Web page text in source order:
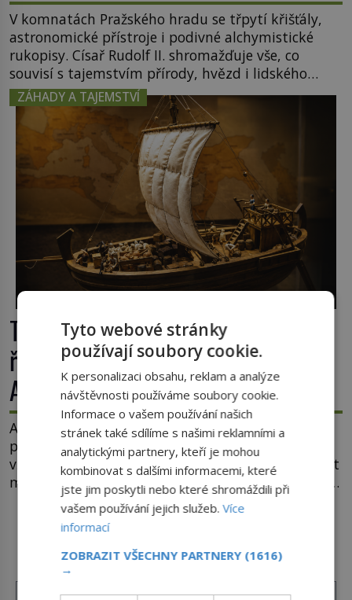
V komnatách Pražského hradu se třpytí křišťály,
astronomické přístroje i podivné alchymistické
rukopisy. Císař Rudolf II. shromažďuje vše, co
souvisí s tajemstvím přírody, hvězd i lidského
poznání. Jenže po jeho smrti se jeho slavné sbírky
začínají rozpadat a část z nich mizí navždy. Kdo
odnesl nejvzácnější knihy? A existují ještě někde
zapomenuté rukopisy, které nikdo […]
ZÁHADY A TAJEMSTVÍ
Tajemná Terra Australis: Dopluly
římské obchodní lodě až do
Austrálie?
Australský kontinent začali Evropané objevovat a
prozkoumávat až v polovině 17. století. Existuje
však možnost, že by se o tento vzdálený kontinent
mohly zajímat již evropské starověké civilizace, a
to o 15 století dříve? Již od starověku kartografové
zakreslovali do map záhadný kontinent Terra
Australis – Jižní zemi. Proč? Do jisté míry to byl
smysl pro […]
DALŠÍ ČLÁNKY Z RUBRIKY ›
Tyto webové stránky
používají soubory cookie.
K personalizaci obsahu, reklam a analýze
návštěvnosti používáme soubory cookie.
Informace o vašem používání našich
stránek také sdílíme s našimi reklamními a
analytickými partnery, kteří je mohou
kombinovat s dalšími informacemi, které
jste jim poskytli nebo které shromáždili při
vašem používání jejich služeb.Více
informací
ZOBRAZIT VŠECHNY PARTNERY (1616)
→